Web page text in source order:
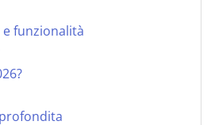
funzionalità